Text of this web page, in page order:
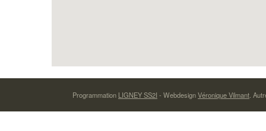
Programmation LIGNEY SS2I - WebdesignVéronique Vilmant .